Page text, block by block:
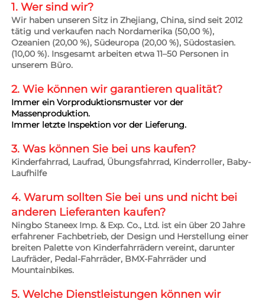
1. Wer sind wir?
Wir haben unseren Sitz in Zhejiang, China, sind seit 2012
tätig und verkaufen nach Nordamerika (50,00 %),
Ozeanien (20,00 %), Südeuropa (20,00 %), Südostasien.
(10,00 %). Insgesamt arbeiten etwa 11–50 Personen in
unserem Büro.
2. Wie können wir garantieren qualität?
Immer ein Vorproduktionsmuster vor der
Massenproduktion.
Immer letzte Inspektion vor der Lieferung.
3. Was können Sie bei uns kaufen?
Kinderfahrrad, Laufrad, Übungsfahrrad, Kinderroller, Baby-
Laufhilfe
4. Warum sollten Sie bei uns und nicht bei
anderen Lieferanten kaufen?
Ningbo Staneex Imp. & Exp. Co., Ltd. ist ein über 20 Jahre
erfahrener Fachbetrieb, der Design und Herstellung einer
breiten Palette von Kinderfahrrädern vereint, darunter
Laufräder, Pedal-Fahrräder, BMX-Fahrräder und
Mountainbikes.
5. Welche Dienstleistungen können wir